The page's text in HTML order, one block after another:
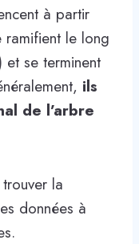
à partir
ramifient le long
se terminent
ils
de l’arbre
la
données à